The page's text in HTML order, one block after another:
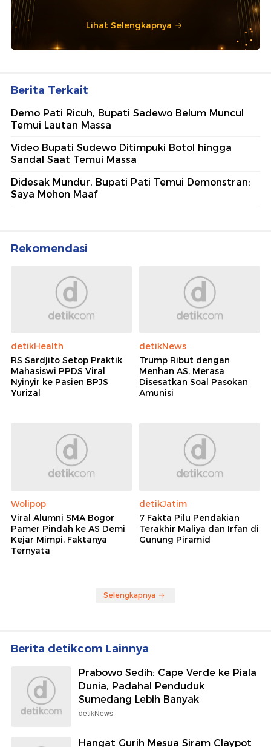
Lihat Selengkapnya
Berita Terkait
Demo Pati Ricuh, Bupati Sadewo Belum Muncul
Temui Lautan Massa
Video Bupati Sudewo Ditimpuki Botol hingga
Sandal Saat Temui Massa
Didesak Mundur, Bupati Pati Temui Demonstran:
Saya Mohon Maaf
Rekomendasi
detikHealth
RS Sardjito Setop Praktik
Mahasiswi PPDS Viral
Nyinyir ke Pasien BPJS
Yurizal
detikNews
Trump Ribut dengan
Menhan AS, Merasa
Disesatkan Soal Pasokan
Amunisi
Wolipop
Viral Alumni SMA Bogor
Pamer Pindah ke AS Demi
Kejar Mimpi, Faktanya
Ternyata
detikJatim
7 Fakta Pilu Pendakian
Terakhir Maliya dan Irfan di
Gunung Piramid
Selengkapnya
Berita detikcom Lainnya
Prabowo Sedih: Cape Verde ke Piala
Dunia, Padahal Penduduk
Sumedang Lebih Banyak
detikNews
Hangat Gurih Mesua Siram Claypot